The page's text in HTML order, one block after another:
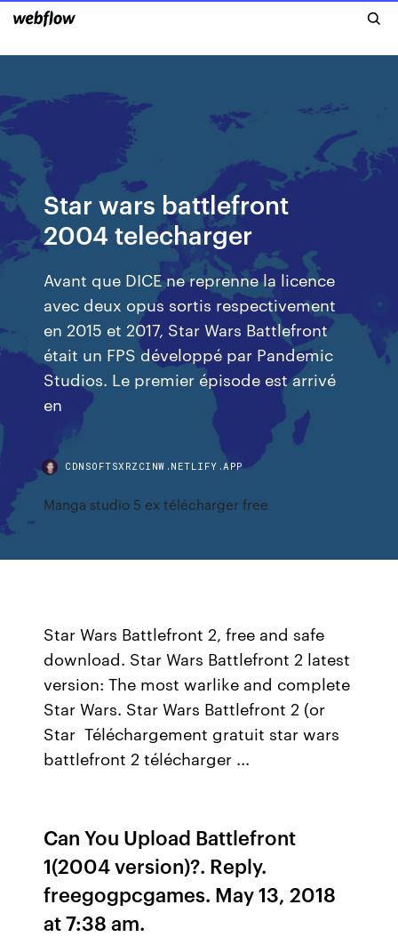
Star wars battlefront
2004 telecharger
Avant que DICE ne reprenne la licence
avec deux opus sortis respectivement
en 2015 et 2017, Star Wars Battlefront
était un FPS développé par Pandemic
Studios. Le premier épisode est arrivé
en
CDNSOFTSXRZCINW.NETLIFY.APP
Manga studio 5 ex télécharger free
Star Wars Battlefront 2, free and safe
download. Star Wars Battlefront 2 latest
version: The most warlike and complete
Star Wars. Star Wars Battlefront 2 (or
Star Téléchargement gratuit star wars
battlefront 2 télécharger ...
Can You Upload Battlefront
1(2004 version)?. Reply.
freegogpcgames. May 13, 2018
at 7:38 am.